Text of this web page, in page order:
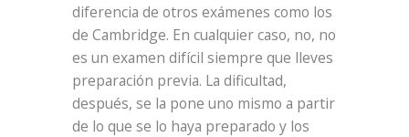
diferencia de otros exámenes como los
de Cambridge. En cualquier caso, no, no
es un examen difícil siempre que lleves
preparación previa. La dificultad,
después, se la pone uno mismo a partir
de lo que se lo haya preparado y los